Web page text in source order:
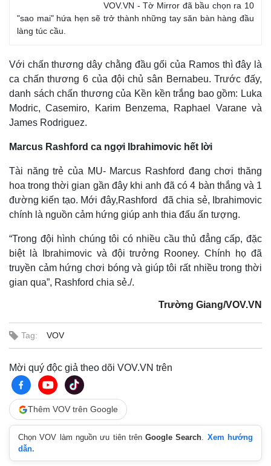
Thế giới
Cuộc sống đó đây
Hồ sơ
Multimedia
Ảnh
E-Magazine
Infographic
VOV.VN - Tờ Mirror đã bầu chọn ra 10
"sao mai" hứa hẹn sẽ trở thành những tay săn bàn hàng đầu
làng túc cầu.
Với chấn thương dây chằng đầu gối của Ramos thì đây là
ca chấn thương 6 của đội chủ sân Bernabeu. Trước đấy,
danh sách chấn thương của Kền kền trắng bao gồm: Luka
Modric, Casemiro, Karim Benzema, Raphael Varane và
James Rodriguez.
Marcus Rashford ca ngợi Ibrahimovic hết lời
Tài năng trẻ của MU- Marcus Rashford đang chơi thăng
hoa trong thời gian gần đây khi anh đã có 4 bàn thắng và 1
đường kiến tạo. Mới đây,Rashford đã chia sẻ, Ibrahimovic
chính là nguồn cảm hứng giúp anh thia đấu ấn tượng.
“Trong đội hình chúng tôi có nhiều cầu thủ đẳng cấp, đặc
biệt là Ibrahimovic và đội trưởng Rooney. Chính họ đã
truyền cảm hứng chơi bóng và giúp tôi rất nhiều trong thời
gian qua”, Rashford chia sẻ./.
Trường Giang/VOV.VN
Tag: VOV
Mời quý độc giả theo dõi VOV.VN trên
Thêm VOV trên Google
Chọn VOV làm nguồn ưu tiên trênGoogle Search. Xem hướng
dẫn.